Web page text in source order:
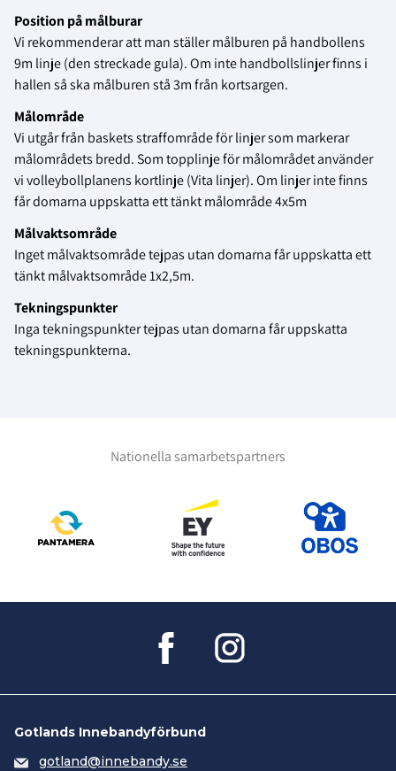
Position på målburar
Vi rekommenderar att man ställer målburen på handbollens
9m linje (den streckade gula). Om inte handbollslinjer finns i
hallen så ska målburen stå 3m från kortsargen.
Målområde
Vi utgår från baskets straffområde för linjer som markerar
målområdets bredd. Som topplinje för målområdet använder
vi volleybollplanens kortlinje (Vita linjer). Om linjer inte finns
får domarna uppskatta ett tänkt målområde 4x5m
Målvaktsområde
Inget målvaktsområde tejpas utan domarna får uppskatta ett
tänkt målvaktsområde 1x2,5m.
Tekningspunkter
Inga tekningspunkter tejpas utan domarna får uppskatta
tekningspunkterna.
Nationella samarbetspartners
Gotlands Innebandyförbund
gotland@innebandy.se